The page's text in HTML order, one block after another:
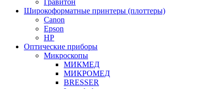
Гравитон
Широкоформатные принтеры (плоттеры)
Canon
Epson
HP
Оптические приборы
Микроскопы
МИКМЕД
МИКРОМЕД
BRESSER